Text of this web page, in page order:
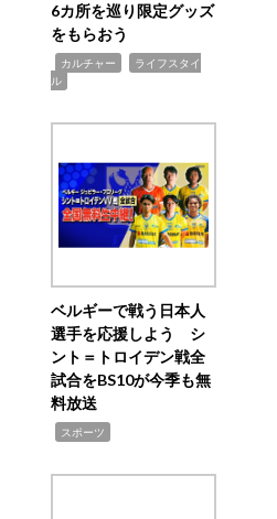
6カ所を巡り限定グッズ
をもらおう
カルチャー
ライフスタイ
ル
ベルギーで戦う日本人
選手を応援しよう シ
ント＝トロイデン戦全
試合をBS10が今季も無
料放送
スポーツ